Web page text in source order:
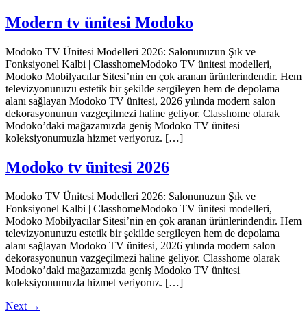
Modern tv ünitesi Modoko
Modoko TV Ünitesi Modelleri 2026: Salonunuzun Şık ve
Fonksiyonel Kalbi | ClasshomeModoko TV ünitesi modelleri,
Modoko Mobilyacılar Sitesi’nin en çok aranan ürünlerindendir. Hem
televizyonunuzu estetik bir şekilde sergileyen hem de depolama
alanı sağlayan Modoko TV ünitesi, 2026 yılında modern salon
dekorasyonunun vazgeçilmezi haline geliyor. Classhome olarak
Modoko’daki mağazamızda geniş Modoko TV ünitesi
koleksiyonumuzla hizmet veriyoruz. […]
Modoko tv ünitesi 2026
Modoko TV Ünitesi Modelleri 2026: Salonunuzun Şık ve
Fonksiyonel Kalbi | ClasshomeModoko TV ünitesi modelleri,
Modoko Mobilyacılar Sitesi’nin en çok aranan ürünlerindendir. Hem
televizyonunuzu estetik bir şekilde sergileyen hem de depolama
alanı sağlayan Modoko TV ünitesi, 2026 yılında modern salon
dekorasyonunun vazgeçilmezi haline geliyor. Classhome olarak
Modoko’daki mağazamızda geniş Modoko TV ünitesi
koleksiyonumuzla hizmet veriyoruz. […]
Next →